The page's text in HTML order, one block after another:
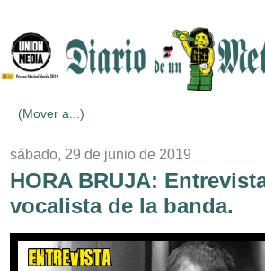
sábado, 29 de junio de 2019
HORA BRUJA:
vocalista de la banda.